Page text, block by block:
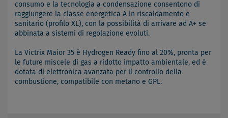
consumo e la tecnologia a condensazione consentono di
raggiungere la classe energetica A in riscaldamento e
sanitario (profilo XL), con la possibilità di arrivare ad A+ se
abbinata a sistemi di regolazione evoluti.
La Victrix Maior 35 è Hydrogen Ready fino al 20%, pronta per
le future miscele di gas a ridotto impatto ambientale, ed è
dotata di elettronica avanzata per il controllo della
combustione, compatibile con metano e GPL.